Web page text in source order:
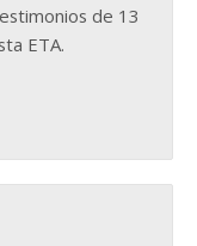
de 13
ETA.